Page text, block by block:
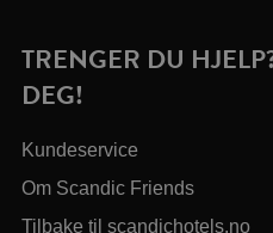
TRENGER DU
DEG!
Kundeservice
Om Scandic Friends
Tilbake til scandichotels.no